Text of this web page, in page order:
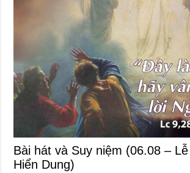
Bài hát và Suy niệm (06.08 –
Hiển Dung)